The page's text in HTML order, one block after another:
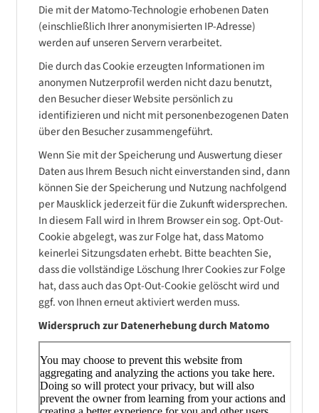
Die mit der Matomo-Technologie erhobenen Daten
(einschließlich Ihrer anonymisierten IP-Adresse)
werden auf unseren Servern verarbeitet.
Die durch das Cookie erzeugten Informationen im
anonymen Nutzerprofil werden nicht dazu benutzt,
den Besucher dieser Website persönlich zu
identifizieren und nicht mit personenbezogenen Daten
über den Besucher zusammengeführt.
Wenn Sie mit der Speicherung und Auswertung dieser
Daten aus Ihrem Besuch nicht einverstanden sind, dann
können Sie der Speicherung und Nutzung nachfolgend
per Mausklick jederzeit für die Zukunft widersprechen.
In diesem Fall wird in Ihrem Browser ein sog. Opt-Out-
Cookie abgelegt, was zur Folge hat, dass Matomo
keinerlei Sitzungsdaten erhebt. Bitte beachten Sie,
dass die vollständige Löschung Ihrer Cookies zur Folge
hat, dass auch das Opt-Out-Cookie gelöscht wird und
ggf. von Ihnen erneut aktiviert werden muss.
Widerspruch zur Datenerhebung durch Matomo